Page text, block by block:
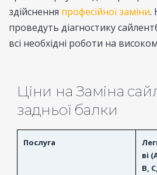
здійснення професійної заміни.
проведуть діагностику
всі необхідні роботи на
Ціни на Заміна
задньої балки
Послуга
ві
B,